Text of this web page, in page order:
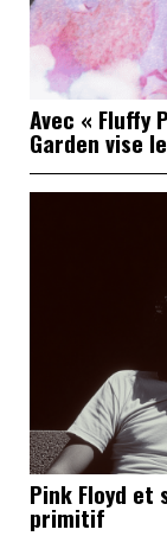
Avec « Fluffy
Garden vise
Pink Floyd et
primitif